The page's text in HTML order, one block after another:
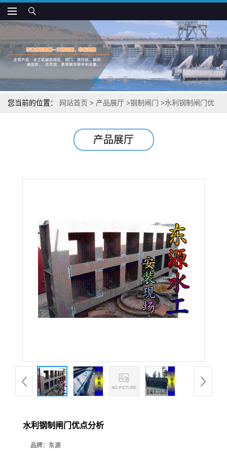
您当前的位置： 网站首页 > 产品展厅 >钢制闸门 >水利钢制闸门优
产品展厅
水利钢制闸门优点分析
品牌： 东源